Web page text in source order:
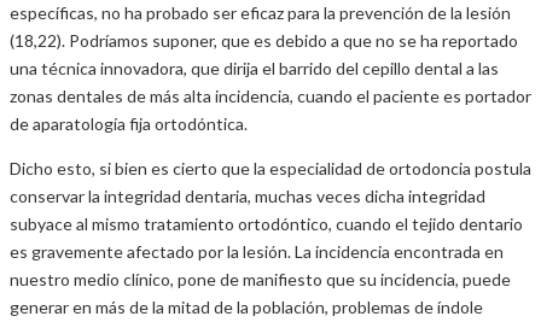
específicas, no ha probado ser eficaz para la prevención de la lesión
(18,22). Podríamos suponer, que es debido a que no se ha reportado
una técnica innovadora, que dirija el barrido del cepillo dental a las
zonas dentales de más alta incidencia, cuando el paciente es portador
de aparatología fija ortodóntica.
Dicho esto, si bien es cierto que la especialidad de ortodoncia postula
conservar la integridad dentaria, muchas veces dicha integridad
subyace al mismo tratamiento ortodóntico, cuando el tejido dentario
es gravemente afectado por la lesión. La incidencia encontrada en
nuestro medio clínico, pone de manifiesto que su incidencia, puede
generar en más de la mitad de la población, problemas de índole